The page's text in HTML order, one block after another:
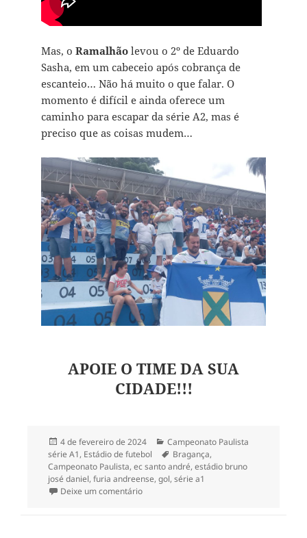
Mas, o Ramalhãolevou o 2º de Eduardo
Sasha, em um cabeceio após cobrança de
escanteio… Não há muito o que falar. O
momento é difícil e ainda oferece um
caminho para escapar da série A2, mas é
preciso que as coisas mudem…
APOIE O TIME DA SUA
CIDADE!!!
Publicado
em
4 de fevereiro de 2024 Categorias
Campeonato Paulista
série A1, Estádio de futebol Tags
Bragança,
Campeonato Paulista, ec santo andré, estádio bruno
josé daniel, furia andreense, gol, série a1
Deixe um comentárioem A1-2004: EC Santo André 1×2 RedBull